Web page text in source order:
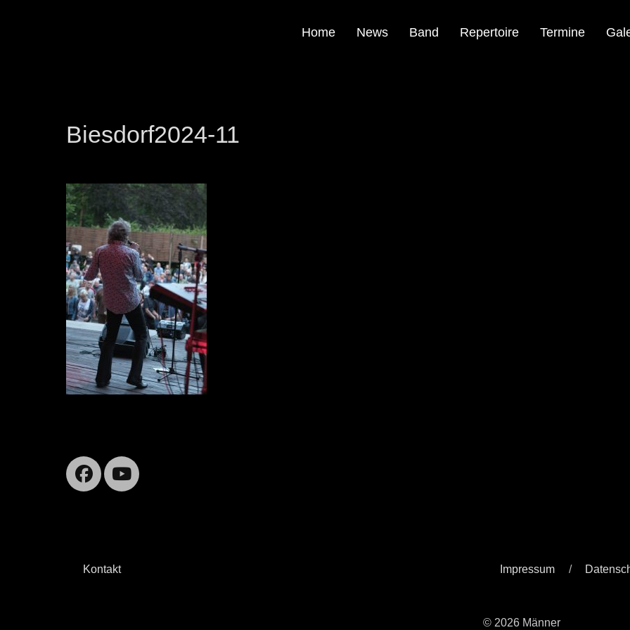
Home News Band Repertoire Termine
Biesdorf2024-11
Facebook
YouTube
Kontakt Impressum
© 2026 Männer